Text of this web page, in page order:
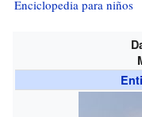
Enciclopedia para niños